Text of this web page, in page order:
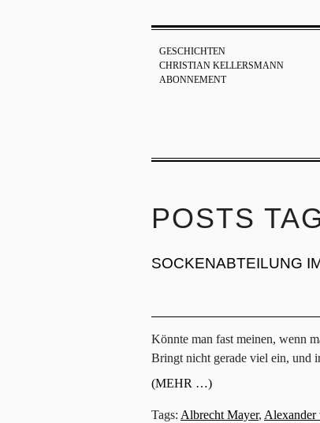
GESCHICHTEN
CHRISTIAN KELLERSMANN
ABONNEMENT
POSTS
SOCKENABTEILUNG
Könnte man fast meinen, wenn
Bringt nicht gerade viel ein, und
(MEHR …)
Tags: Albrecht Mayer, Alexander